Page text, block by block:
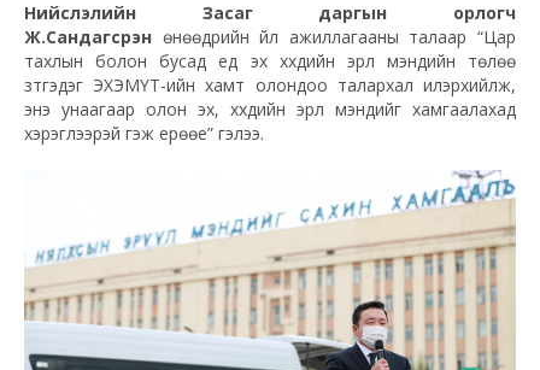
Нийслэлийн Засаг даргын орлогч
Ж.Сандагсүрэн өнөөдрийн үйл ажиллагааны талаар “Цар
тахлын болон бусад үед эх хүүхдийн эрүүл мэндийн төлөө
зүтгэдэг ЭХЭМҮТ-ийн хамт олондоо талархал илэрхийлж,
энэ унаагаар олон эх, хүүхдийн эрүүл мэндийг хамгаалахад
хэрэглээрэй гэж ерөөе” гэлээ.